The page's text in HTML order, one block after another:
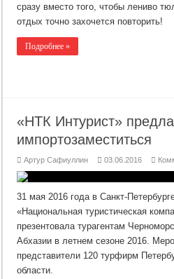
сразу вместо того, чтобы лениво
отдых точно захочется повторить!
Подробнее »
«НТК Интурист»
импортозаместиться
Артур Сафиуллин 03.06.2016
31 мая 2016 года в Санкт-
«Национальная туристическая
презентовала турагентам
Абхазии в летнем сезоне 2016.
представители 120 турфирм
области.